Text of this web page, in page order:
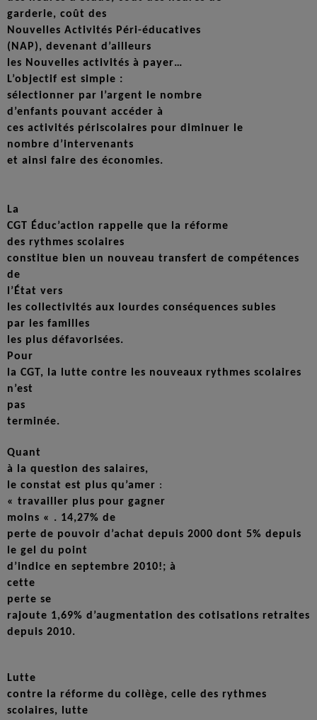
garderie, coût des
Nouvelles Activités Péri-éducatives
(NAP), devenant d’ailleurs
les Nouvelles activités à payer…
L’objectif est simple :
sélectionner par l’argent le nombre
d’enfants pouvant accéder à
ces activités périscolaires pour diminuer le
nombre d’intervenants
et ainsi faire des économies.
La
CGT Éduc’action rappelle que la réforme
des rythmes scolaires
constitue bien un nouveau transfert de compétences
de
l’État vers
les collectivités aux lourdes conséquences subies
par les familles
les plus défavorisées.
Pour
la CGT, la lutte contre les nouveaux rythmes scolaires
n’est
pas
terminée.
Quant
à la question des sal aires,
le constat est plus qu’amer :
« travailler plus pour gagner
moins « . 14,27% de
perte de pouvoir d’achat depuis 2000 dont 5% depuis
le gel du point
d’indice en septembre 2010!; à
cette
perte se
rajoute 1,69% d’augmentation des cotisations retraites
depuis 2010.
Lutte
contre la réforme du collège, celle des rythmes
scolaires, lutte